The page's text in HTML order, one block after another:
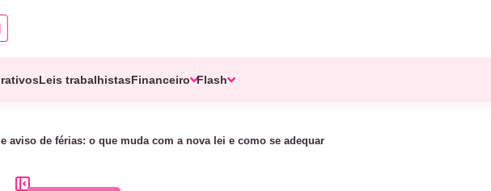
Leis trabalhistasFinanceiro Flash
aviso de férias: o que muda com a nova lei e como se adequar